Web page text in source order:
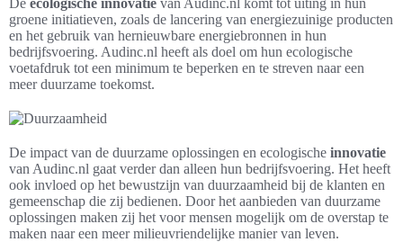
De ecologische innovatie van Audinc.nl komt tot uiting in hun
groene initiatieven, zoals de lancering van energiezuinige producten
en het gebruik van hernieuwbare energiebronnen in hun
bedrijfsvoering. Audinc.nl heeft als doel om hun ecologische
voetafdruk tot een minimum te beperken en te streven naar een
meer duurzame toekomst.
De impact van de duurzame oplossingen en ecologische innovatie
van Audinc.nl gaat verder dan alleen hun bedrijfsvoering. Het heeft
ook invloed op het bewustzijn van duurzaamheid bij de klanten en
gemeenschap die zij bedienen. Door het aanbieden van duurzame
oplossingen maken zij het voor mensen mogelijk om de overstap te
maken naar een meer milieuvriendelijke manier van leven.